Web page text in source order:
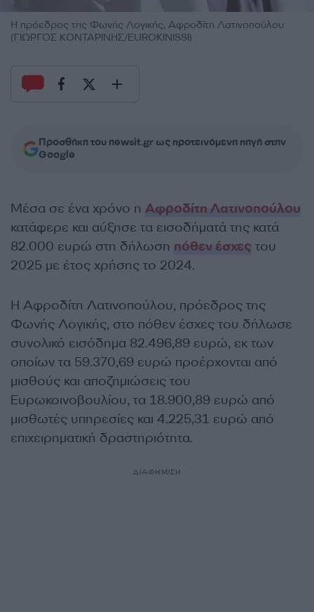
Η πρόεδρος της Φωνής Λογικής, Αφροδίτη Λατινοπούλου
(ΓΙΩΡΓΟΣ ΚΟΝΤΑΡΙΝΗΣ/EUROKINISSI)
Προσθήκη του newsit.gr ως προτεινόμενη πηγή στην
Google
Μέσα σε ένα χρόνο η Αφροδίτη Λατινοπούλου
κατάφερε και αύξησε τα εισοδήματά της κατά
82.000 ευρώ στη δήλωση πόθεν έσχες του
2025 με έτος χρήσης το 2024.
Η Αφροδίτη Λατινοπούλου, πρόεδρος της
Φωνής Λογικής, στο πόθεν έσχες του δήλωσε
συνολικό εισόδημα 82.496,89 ευρώ, εκ των
οποίων τα 59.370,69 ευρώ προέρχονται από
μισθούς και αποζημιώσεις του
Ευρωκοινοβουλίου, τα 18.900,89 ευρώ από
μισθωτές υπηρεσίες και 4.225,31 ευρώ από
επιχειρηματική δραστηριότητα.
ΔΙΑΦΗΜΙΣΗ